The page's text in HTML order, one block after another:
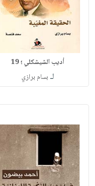
أديب الشيشكلي ؛ 19
لـ بسام برازي